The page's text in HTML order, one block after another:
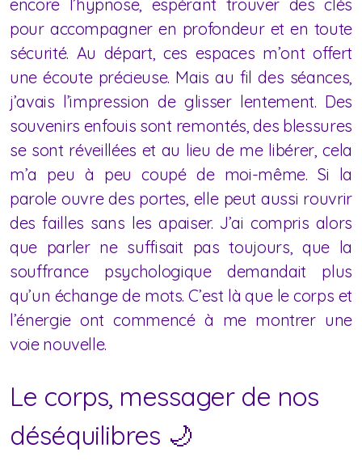
encore l’hypnose, espérant trouver des clés
pour accompagner en profondeur et en toute
sécurité. Au départ, ces espaces m’ont offert
une écoute précieuse. Mais au fil des séances,
j’avais l’impression de glisser lentement. Des
souvenirs enfouis sont remontés, des blessures
se sont réveillées et au lieu de me libérer, cela
m’a peu à peu coupé de moi-même. Si la
parole ouvre des portes, elle peut aussi rouvrir
des failles sans les apaiser. J’ai compris alors
que parler ne suffisait pas toujours, que la
souffrance psychologique demandait plus
qu’un échange de mots. C’est là que le corps et
l’énergie ont commencé à me montrer une
voie nouvelle.
Le corps, messager de nos
déséquilibres 🌙